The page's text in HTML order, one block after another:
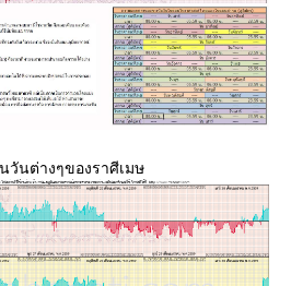
นต่างๆของราศีเมษ